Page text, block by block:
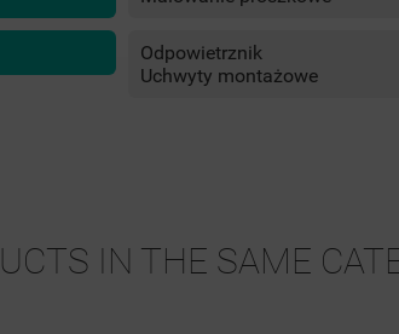
Odpowietrznik
Uchwyty montażowe
IN THE SAME